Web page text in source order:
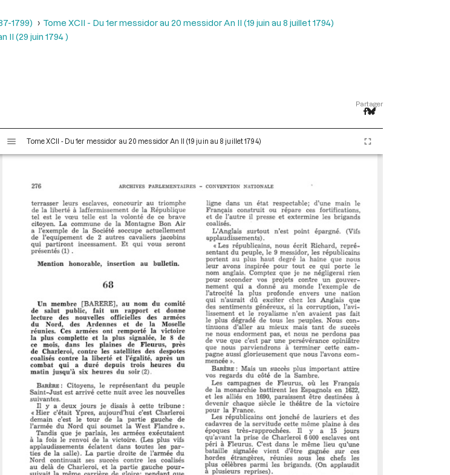
1799)
Tome XCII - Du 1er messidor au 20 messidor An II (19 juin au 8 juillet 1794)
II (29 juin 1794 )
Partager
Tome XCII - Du 1er messidor au 20 messidor An II (19 juin au 8 juillet 1794)